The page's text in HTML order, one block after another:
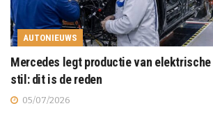
AUTONIEUWS
Mercedes legt productie van elektrische
stil: dit is de reden
05/07/2026